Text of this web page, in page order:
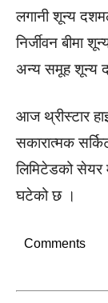
लगानी शून्य
निर्जीवन बीमा
अन्य समूह शून्य
आज थ्रीस्टार
सकारात्मक
लिमिटेडको
घटेको छ ।
Comments